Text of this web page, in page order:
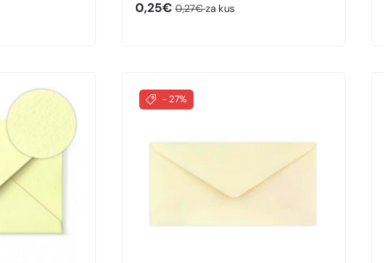
Predajná cena
0,25€ Bežná cena
0,27€za kus
- 27%